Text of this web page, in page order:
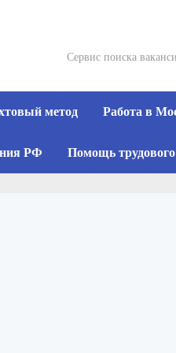
Сервис поиска
метод Работа в
РФ Помощь